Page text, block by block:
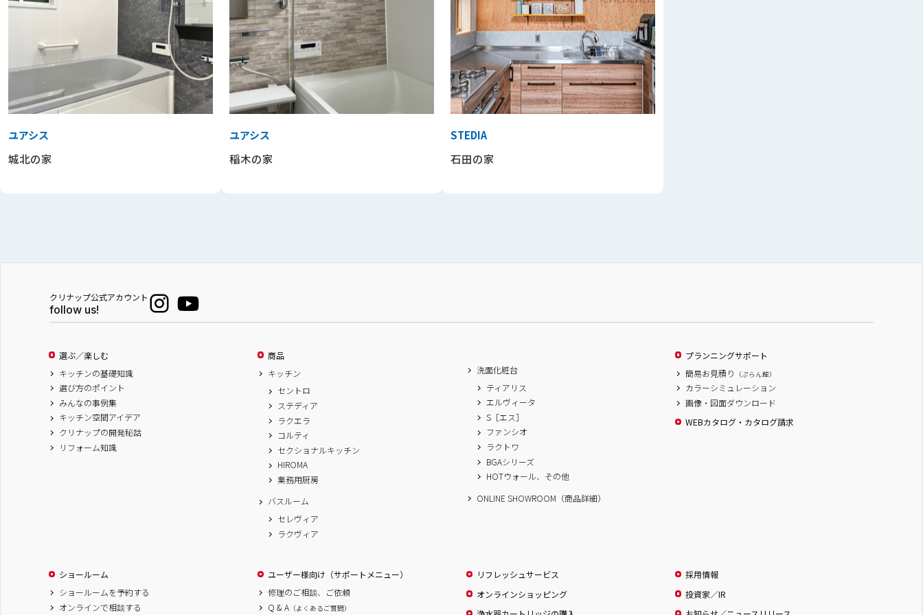
ユアシス
城北の家
ユアシス
稲木の家
STEDIA
石田の家
クリナップ公式アカウント
follow us!
選ぶ／楽しむ
キッチンの基礎知識
選び方のポイント
みんなの事例集
キッチン空間アイデア
クリナップの開発秘話
リフォーム知識
商品
キッチン
セントロ
ステディア
ラクエラ
コルティ
セクショナルキッチン
HIROMA
業務用厨房
バスルーム
セレヴィア
ラクヴィア
洗面化粧台
ティアリス
エルヴィータ
S［エス］
ファンシオ
ラクトワ
BGAシリーズ
HOTウォール、その他
ONLINE SHOWROOM（商品詳細）
プランニングサポート
簡易お見積り
（ぷらん館）
カラーシミュレーション
画像・図面ダウンロード
WEBカタログ・カタログ請求
ショールーム
ショールームを予約する
オンラインで相談する
ユーザー様向け（サポートメニュー）
修理のご相談、ご依頼
Q & A （よくあるご質問）
リフレッシュサービス
オンラインショッピング
採用情報
投資家／IR